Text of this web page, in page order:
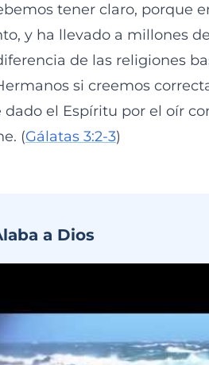
tener claro, porque
y ha llevado a millones
de las religiones
si creemos
dado el Espíritu por el oír
(Gálatas 3:2-3)
a Dios